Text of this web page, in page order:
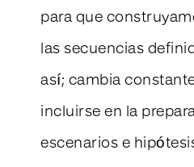
para que
las secuencias
así; cambia
incluirse en la
escenarios e